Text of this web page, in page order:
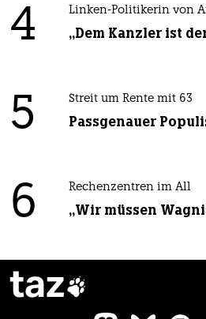
4 Linken-Politikerin von
„Dem Kanzler ist
5 Streit um Rente mit 63
Passgenauer
6 Rechenzentren im All
„Wir müssen
taz